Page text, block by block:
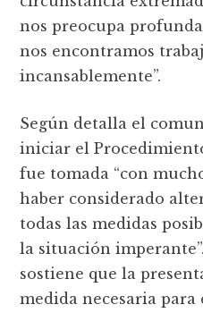
nos preocupa
nos encontramos
incansablemente”.
Según detalla el
iniciar el
fue tomada “con
haber considerado
todas las medidas
la situación
sostiene que la
medida necesaria para